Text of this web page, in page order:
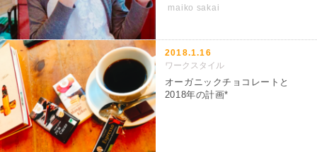
maiko sakai
2018.1.16
ワークスタイル
オーガニックチョコレートと
2018年の計画*